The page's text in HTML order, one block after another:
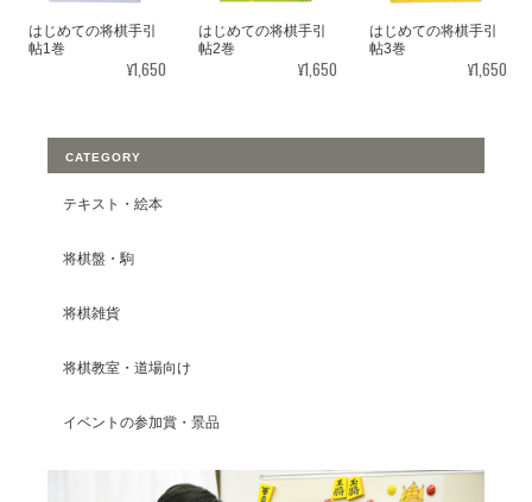
はじめての将棋手引
帖1巻
¥1,650
はじめての将棋手引
帖2巻
¥1,650
はじめての将棋手引
帖3巻
¥1,650
CATEGORY
テキスト・絵本
将棋盤・駒
将棋雑貨
将棋教室・道場向け
イベントの参加賞・景品